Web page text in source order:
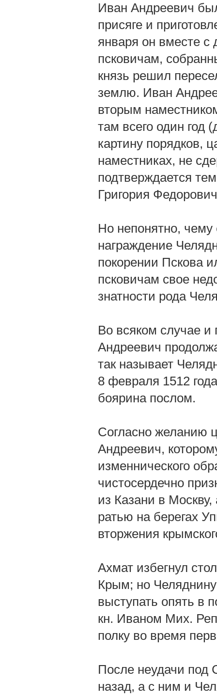
Иван Андреевич
присяге и
января он вместе
псковичам,
князь решил
землю. Иван
вторым
там всего один год
картину порядков,
наместниках, не
подтверждается
Григория
Но непонятно, чему
награждение
покорении Пскова
псковичам свое
знатности рода
Во всяком случае
Андреевич
так называет
8 февраля 1512
боярина послом.
Согласно желанию
Андреевич,
изменнического
чистосердечно
из Казани в
ратью на берегах
вторжения
Ахмат избегнул
Крым; но
выступать опять в
кн. Иваном Мих.
полку во время
После неудачи под
назад, а с ним и